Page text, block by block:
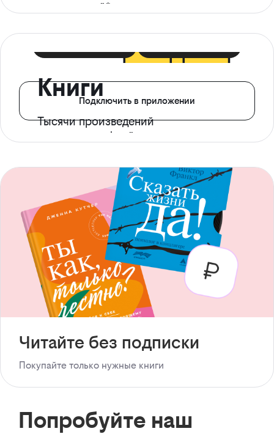
ограничений*
Книги
Тысячи произведений
с доступом офлайн
Подключить в приложении
Читайте без подписки
Покупайте только нужные книги
Попробуйте наш